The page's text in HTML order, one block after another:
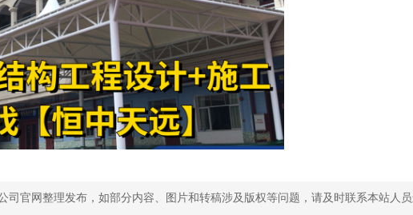
司官网整理发布，如部分内容、图片和转稿涉及版权等问题，请及时联系本站人